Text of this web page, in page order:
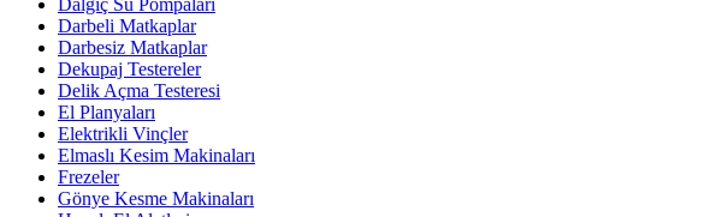
Dalgıç Su Pompaları
Darbeli Matkaplar
Darbesiz Matkaplar
Dekupaj Testereler
Delik Açma Testeresi
El Planyaları
Elektrikli Vinçler
Elmaslı Kesim Makinaları
Frezeler
Gönye Kesme Makinaları